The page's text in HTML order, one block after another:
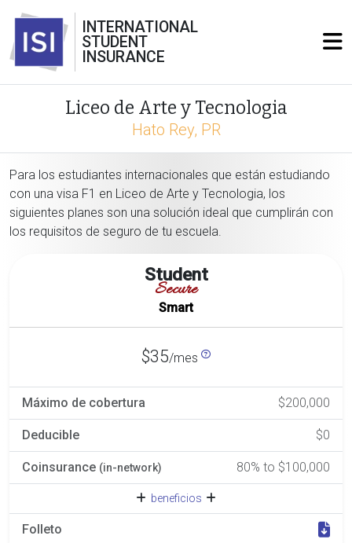
INTERNATIONAL
STUDENT
INSURANCE
Liceo de Arte y Tecnologia
Hato Rey, PR
Para los estudiantes internacionales que están estudiando
con una visa F1 en Liceo de Arte y Tecnologia, los
siguientes planes son una solución ideal que cumplirán con
los requisitos de seguro de tu escuela.
Student
Secure
Smart
$35/mes
Máximo de cobertura $200,000
Deducible $0
Coinsurance (in-network) 80% to $100,000
beneficios
Folleto